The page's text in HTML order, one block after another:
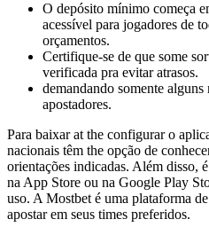
O depósito mínimo começa
acessível para jogadores de
orçamentos.
Certifique-se de que some
verificada pra evitar atrasos.
demandando somente
apostadores.
Para baixar at the configurar o
nacionais têm the opção de
orientações indicadas. Além disso,
na App Store ou na Google Play
uso. A Mostbet é uma plataforma
apostar em seus times preferidos.